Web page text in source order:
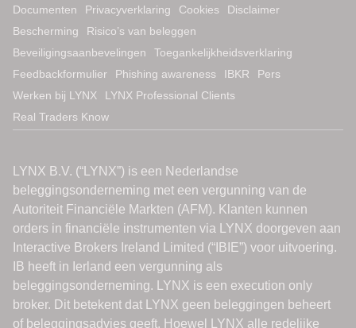
Documenten Privacyverklaring Cookies
Disclaimer
Bescherming
Risico’s van beleggen
Beveiligingsaanbevelingen
Toegankelijkheidsverklaring
Feedbackformulier
Phishing awareness IBKR
Pers
Werken bij LYNX
LYNX Professional Clients
Real Traders Know